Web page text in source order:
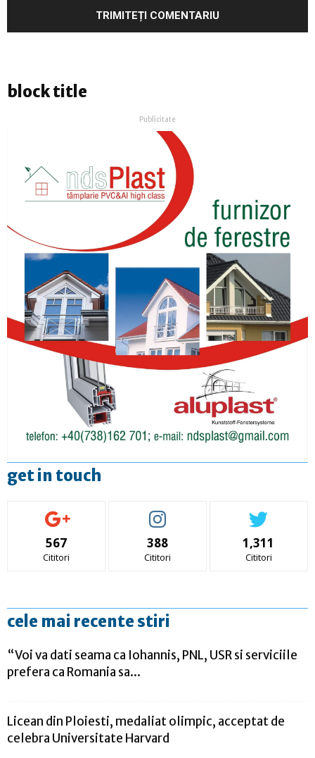
block title
Publicitate
get in touch
567
Cititori
388
Cititori
1,311
Cititori
cele mai recente stiri
“Voi va dati seama ca Iohannis, PNL, USR si serviciile
prefera ca Romania sa...
Licean din Ploiesti, medaliat olimpic, acceptat de
celebra Universitate Harvard